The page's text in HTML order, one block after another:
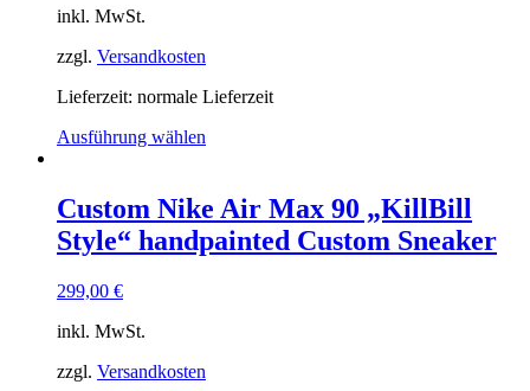
inkl. MwSt.
zzgl. Versandkosten
Lieferzeit: normale Lieferzeit
Ausführung wählen
Custom Nike Air Max 90 „KillBill
Style“ handpainted Custom Sneaker
299,00 €
inkl. MwSt.
zzgl. Versandkosten